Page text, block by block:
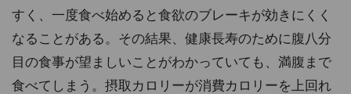
すく、一度食べ始めると食欲のブレーキが効きにくく
なることがある。その結果、健康長寿のために腹八分
目の食事が望ましいことがわかっていても、満腹まで
食べてしまう。摂取カロリーが消費カロリーを上回れ